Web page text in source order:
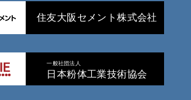
住友大阪セメント株式会社
一般社団法人
日本粉体工業技術協会